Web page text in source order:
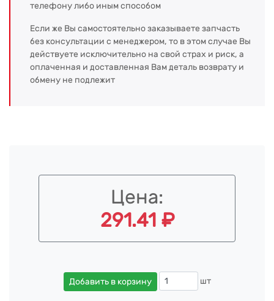
телефону либо иным способом
Если же Вы самостоятельно заказываете запчасть
без консультации с менеджером, то в этом случае Вы
действуете исключительно на свой страх и риск, а
оплаченная и доставленная Вам деталь возврату и
обмену не подлежит
Цена:
291.41 ₽
Добавить в корзину шт